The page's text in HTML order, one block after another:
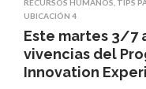
RECURSOS HUMANOS TIPS
UBICACIÓN 4
Este martes 3/7
vivencias del
Innovation